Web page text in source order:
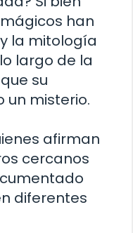
han
la mitología
largo de la
su
un misterio.
afirman
cercanos
diferentes